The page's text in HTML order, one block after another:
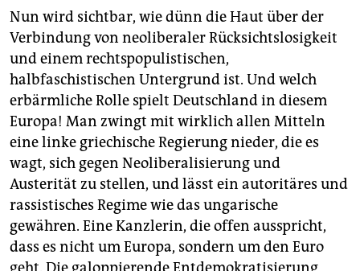
Nun wird sichtbar, wie dünn die Haut über der
Verbindung von neoliberaler Rücksichtslosigkeit
und einem rechtspopulistischen,
halbfaschistischen Untergrund ist. Und welch
erbärmliche Rolle spielt Deutschland in diesem
Europa! Man zwingt mit wirklich allen Mitteln
eine linke griechische Regierung nieder, die es
wagt, sich gegen Neoliberalisierung und
Austerität zu stellen, und lässt ein autoritäres und
rassistisches Regime wie das ungarische
gewähren. Eine Kanzlerin, die offen ausspricht,
dass es nicht um Europa, sondern um den Euro
geht. Die galoppierende Entdemokratisierung